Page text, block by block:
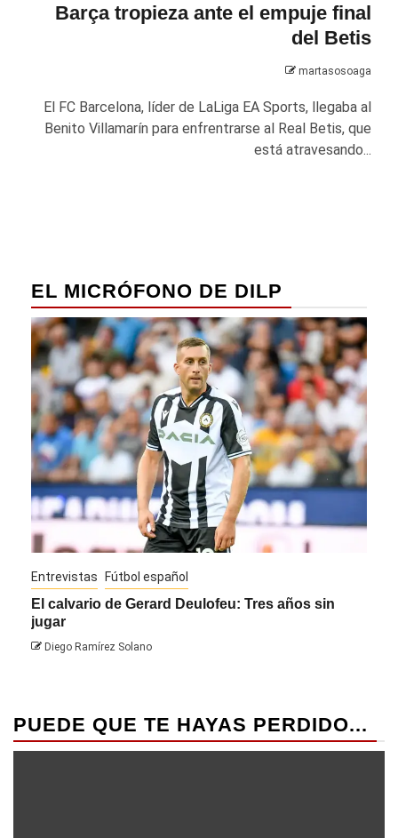
Barça tropieza ante el empuje final
del Betis
martasosoaga
El FC Barcelona, líder de LaLiga EA Sports, llegaba al
Benito Villamarín para enfrentrarse al Real Betis, que
está atravesando...
EL MICRÓFONO DE DILP
Entrevistas Fútbol español
El calvario de Gerard Deulofeu: Tres años sin
jugar
Diego Ramírez Solano
PUEDE QUE TE HAYAS PERDIDO...